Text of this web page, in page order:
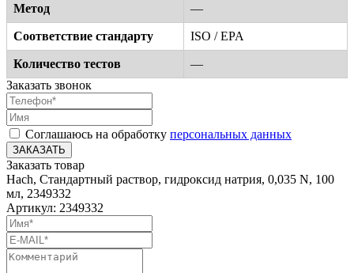
Метод —
Соответствие стандарту ISO / EPA
Количество тестов
—
Заказать звонок
Соглашаюсь на обработку персональных данных
ЗАКАЗАТЬ
Заказать товар
Hach, Стандартный раствор, гидроксид натрия, 0,035 N, 100
мл, 2349332
Артикул: 2349332